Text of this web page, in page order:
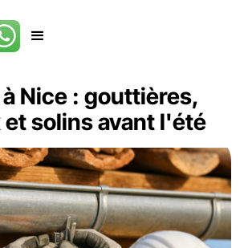
Nice : gouttières,
solins avant l'été